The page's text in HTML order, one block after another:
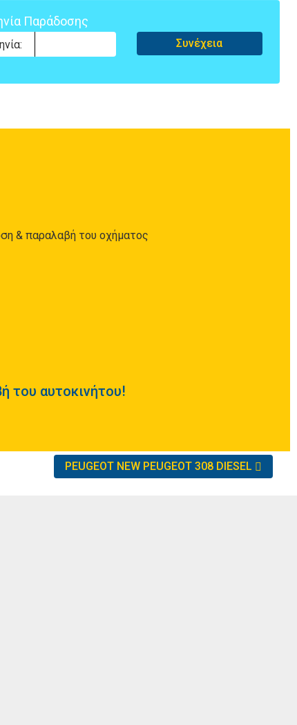
Παράδοσης
Συνέχεια
& παραλαβή του οχήματος
του αυτοκινήτου!
PEUGEOT NEW PEUGEOT 308 DIESEL